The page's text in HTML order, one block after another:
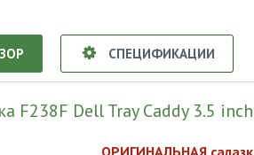
СПЕЦИФИКАЦИИ
F238F Dell Tray Caddy 3.5
ОРИГИНАЛЬНАЯ